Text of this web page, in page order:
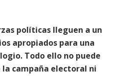
políticas lleguen a un
apropiados para una
Todo ello no puede
campaña electoral ni